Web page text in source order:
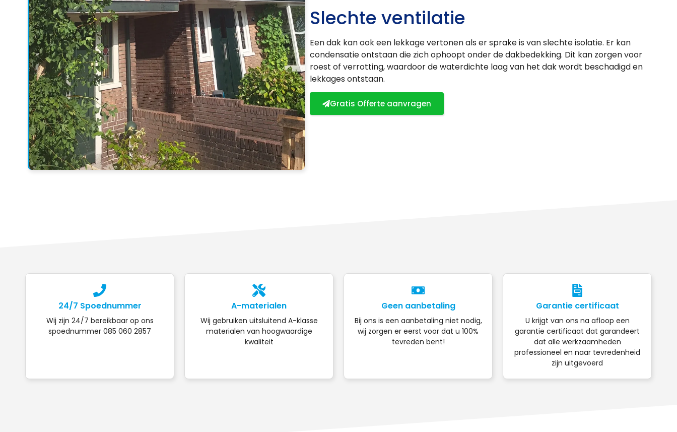
Slechte ventilatie
Een dak kan ook een lekkage vertonen als er sprake is van slechte isolatie. Er kan
condensatie ontstaan die zich ophoopt onder de dakbedekking. Dit kan zorgen voor
roest of verrotting, waardoor de waterdichte laag van het dak wordt beschadigd en
lekkages ontstaan.
Gratis Offerte aanvragen
24/7 Spoednummer
Wij zijn 24/7 bereikbaar op ons
spoednummer 085 060 2857
A-materialen
Wij gebruiken uitsluitend A-klasse
materialen van hoogwaardige
kwaliteit
Geen aanbetaling
Bij ons is een aanbetaling niet nodig,
wij zorgen er eerst voor dat u 100%
tevreden bent!
Garantie certificaat
U krijgt van ons na afloop een
garantie certificaat dat garandeert
dat alle werkzaamheden
professioneel en naar tevredenheid
zijn uitgevoerd